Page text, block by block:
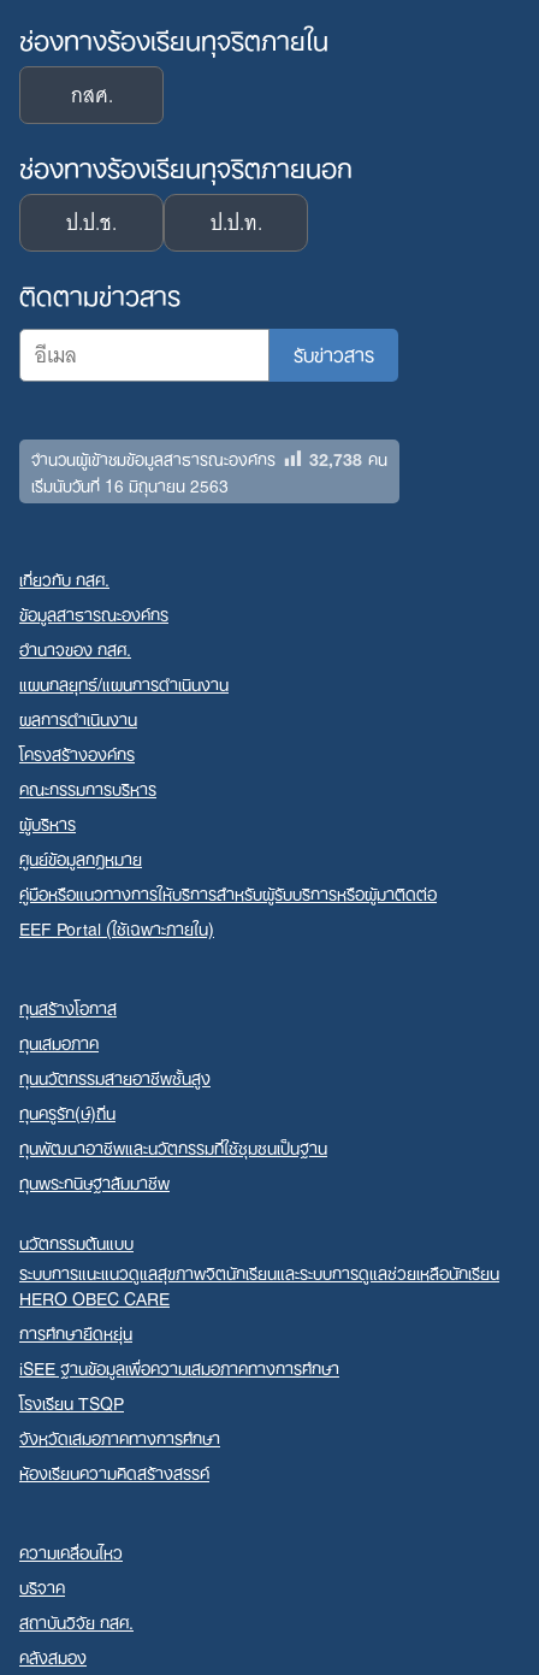
ช่องทางร้องเรียนทุจริตภายใน
กสศ.
ช่องทางร้องเรียนทุจริตภายนอก
ป.ป.ช. ป.ป.ท.
ติดตามข่าวสาร
จำนวนผู้เข้าชมข้อมูลสาธารณะองค์กร 32,738คน
เริ่มนับวันที่ 16 มิถุนายน 2563
เกี่ยวกับ กสศ.
ข้อมูลสาธารณะองค์กร
อำนาจของ กสศ.
แผนกลยุทธ์/แผนการดำเนินงาน
ผลการดำเนินงาน
โครงสร้างองค์กร
คณะกรรมการบริหาร
ผู้บริหาร
ศูนย์ข้อมูลกฎหมาย
คู่มือหรือแนวทางการให้บริการสำหรับผู้รับบริการหรือผู้มาติดต่อ
EEF Portal (ใช้เฉพาะภายใน)
ทุนสร้างโอกาส
ทุนเสมอภาค
ทุนนวัตกรรมสายอาชีพชั้นสูง
ทุนครูรัก(ษ์)ถิ่น
ทุนพัฒนาอาชีพและนวัตกรรมที่ใช้ชุมชนเป็นฐาน
ทุนพระกนิษฐาสัมมาชีพ
นวัตกรรมต้นแบบ
ระบบการแนะแนวดูแลสุขภาพจิตนักเรียนและระบบการดูแลช่วยเหลือนักเรียน
HERO OBEC CARE
การศึกษายืดหยุ่น
iSEE ฐานข้อมูลเพื่อความเสมอภาคทางการศึกษา
โรงเรียน TSQP
จังหวัดเสมอภาคทางการศึกษา
ห้องเรียนความคิดสร้างสรรค์
ความเคลื่อนไหว
บริจาค
สถาบันวิจัย กสศ.
คลังสมอง